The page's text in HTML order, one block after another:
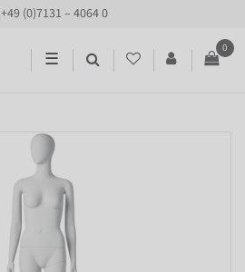
+49 (0)7131 – 4064 0
☰
0